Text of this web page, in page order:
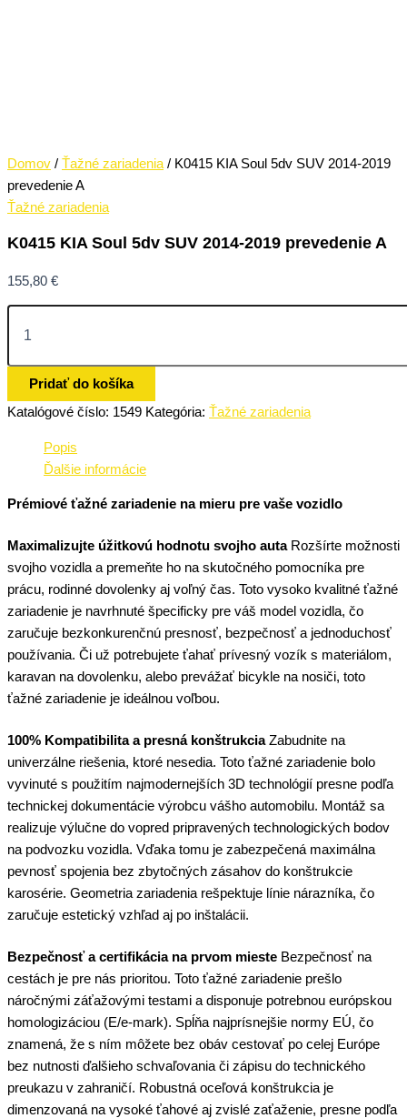
Domov / Ťažné zariadenia / K0415 KIA Soul 5dv SUV 2014-2019
prevedenie A
Ťažné zariadenia
K0415 KIA Soul 5dv SUV 2014-2019 prevedenie A
155,80 €
Pridať do košíka
Katalógové číslo: 1549 Kategória: Ťažné zariadenia
Popis
Ďalšie informácie
Prémiové ťažné zariadenie na mieru pre vaše vozidlo
Maximalizujte úžitkovú hodnotu svojho autaRozšírte možnosti
svojho vozidla a premeňte ho na skutočného pomocníka pre
prácu, rodinné dovolenky aj voľný čas. Toto vysoko kvalitné ťažné
zariadenie je navrhnuté špecificky pre váš model vozidla, čo
zaručuje bezkonkurenčnú presnosť, bezpečnosť a jednoduchosť
používania. Či už potrebujete ťahať prívesný vozík s materiálom,
karavan na dovolenku, alebo prevážať bicykle na nosiči, toto
ťažné zariadenie je ideálnou voľbou.
100% Kompatibilita a presná konštrukciaZabudnite na
univerzálne riešenia, ktoré nesedia. Toto ťažné zariadenie bolo
vyvinuté s použitím najmodernejších 3D technológií presne podľa
technickej dokumentácie výrobcu vášho automobilu. Montáž sa
realizuje výlučne do vopred pripravených technologických bodov
na podvozku vozidla. Vďaka tomu je zabezpečená maximálna
pevnosť spojenia bez zbytočných zásahov do konštrukcie
karosérie. Geometria zariadenia rešpektuje línie nárazníka, čo
zaručuje estetický vzhľad aj po inštalácii.
Bezpečnosť a certifikácia na prvom mieste Bezpečnosť na
cestách je pre nás prioritou. Toto ťažné zariadenie prešlo
náročnými záťažovými testami a disponuje potrebnou európskou
homologizáciou (E/e-mark). Spĺňa najprísnejšie normy EÚ, čo
znamená, že s ním môžete bez obáv cestovať po celej Európe
bez nutnosti ďalšieho schvaľovania či zápisu do technického
preukazu v zahraničí. Robustná oceľová konštrukcia je
dimenzovaná na vysoké ťahové aj zvislé zaťaženie, presne podľa